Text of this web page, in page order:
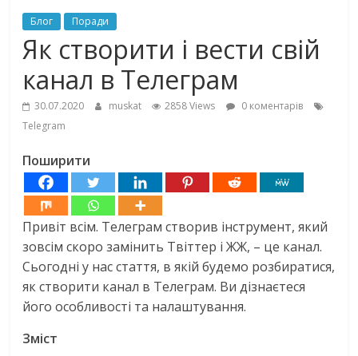
Блог Поради
Як створити і вести свій
канал в Телеграм
30.07.2020 muskat 2858 Views
0 коментарів
Telegram
Поширити
Привіт всім. Телеграм створив інструмент, який
зовсім скоро замінить Твіттер і ЖЖ, – це канал.
Сьогодні у нас стаття, в якій будемо розбиратися,
як створити канал в Телеграм. Ви дізнаєтеся
його особливості та налаштування.
Зміст